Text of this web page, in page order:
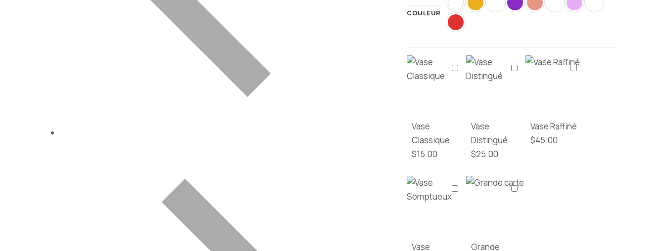
COULEUR
Vase
Classique
$15.00
Vase
Distingué
$25.00
Vase Raffiné
$45.00
Vase
Grande